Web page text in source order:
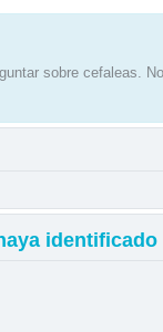
sobre cefaleas.